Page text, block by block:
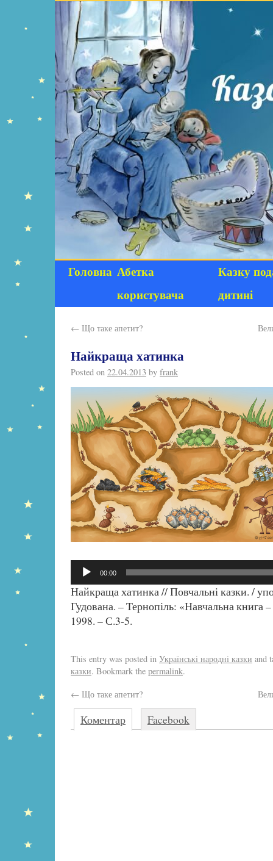
Головна Абетка
користувача
Казку
дитині
← Що таке апетит?
Найкраща хатинка
Posted on 22.04.2013 by frank
Аудіопрогравач
00:00
Найкраща хатинка // Повчальні казки. /
Гудована. – Тернопіль: «Навчальна книга
1998. – С.3-5.
This entry was posted in Українські народні казки and
казки. Bookmark the permalink.
← Що таке апетит?
Коментар Facebook